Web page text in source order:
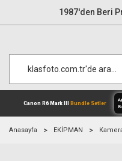
1987'den Beri
Anasayfa EKİPMAN